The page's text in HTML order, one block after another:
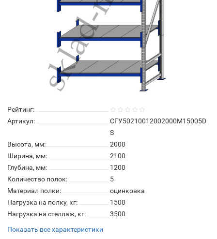
Рейтинг:
Артикул:
СГУ50210012002000М15005D
S
Высота, мм:
2000
Ширина, мм:
2100
Глубина, мм:
1200
Количество полок:
5
Материал полки:
оцинковка
Нагрузка на полку, кг:
1500
Нагрузка на стеллаж, кг:
3500
Показать все характеристики